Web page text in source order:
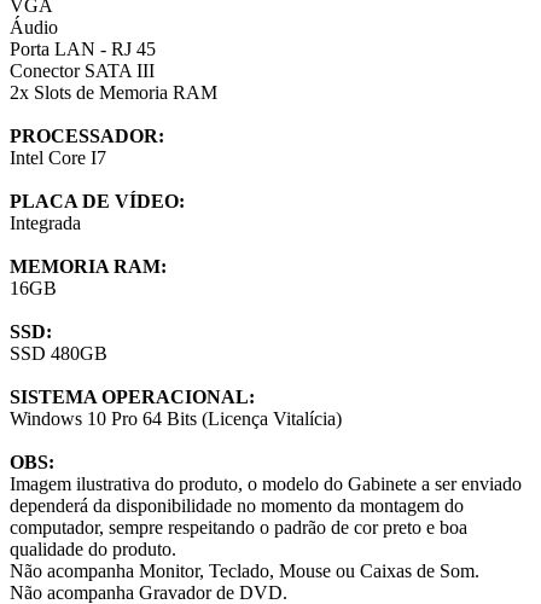
VGA
Áudio
Porta LAN - RJ 45
Conector SATA III
2x Slots de Memoria RAM
PROCESSADOR:
Intel Core I7
PLACA DE VÍDEO:
Integrada
MEMORIA RAM:
16GB
SSD:
SSD 480GB
SISTEMA OPERACIONAL:
Windows 10 Pro 64 Bits (Licença Vitalícia)
OBS:
Imagem ilustrativa do produto, o modelo do Gabinete a ser enviado
dependerá da disponibilidade no momento da montagem do
computador, sempre respeitando o padrão de cor preto e boa
qualidade do produto.
Não acompanha Monitor, Teclado, Mouse ou Caixas de Som.
Não acompanha Gravador de DVD.